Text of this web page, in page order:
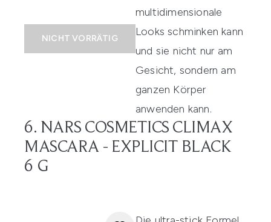
NICHT VORRÄTIG
multidimensionale
Looks schminken kann
und sie nicht nur am
Gesicht, sondern am
ganzen Körper
anwenden kann.
6. NARS COSMETICS CLIMAX
MASCARA - EXPLICIT BLACK
6 G